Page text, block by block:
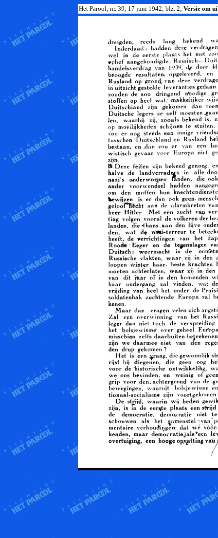
Het Parool; nr. 39; 17 juni 1942; blz. 2; Versie om